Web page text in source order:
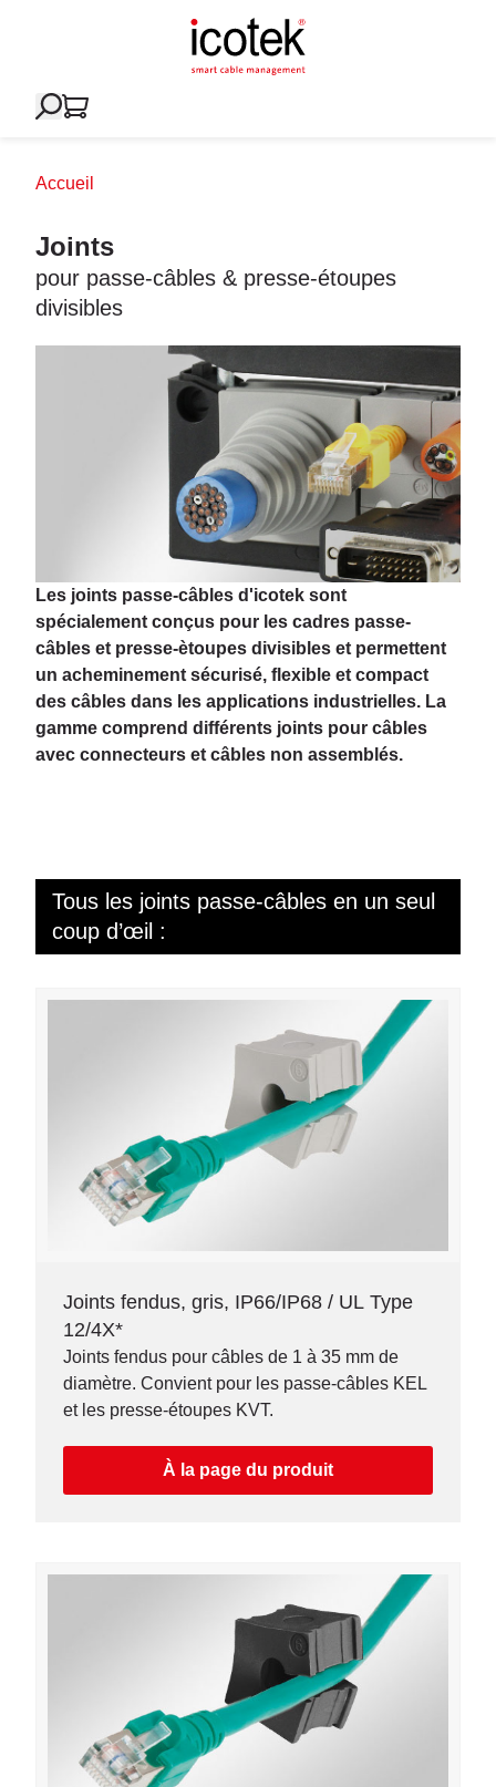
Accueil
Joints
pour passe-câbles & presse-étoupes
divisibles
Les joints passe-câbles d'icotek sont
spécialement conçus pour les cadres passe-
câbles et presse-ètoupes divisibles et permettent
un acheminement sécurisé, flexible et compact
des câbles dans les applications industrielles. La
gamme comprend différents joints pour câbles
avec connecteurs et câbles non assemblés.
Tous les joints passe-câbles en un seul
coup d’œil :
Joints fendus, gris, IP66/IP68 / UL Type
12/4X*
Joints fendus pour câbles de 1 à 35 mm de
diamètre. Convient pour les passe-câbles KEL
et les presse-étoupes KVT.
À la page du produit